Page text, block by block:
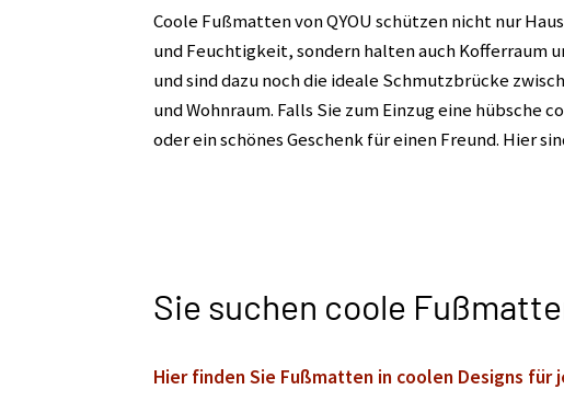
Coole Fußmatten von QYOU schützen nicht nur
und Feuchtigkeit, sondern halten auch Kofferraum
und sind dazu noch die ideale Schmutzbrücke
und Wohnraum. Falls Sie zum Einzug eine hübsche
oder ein schönes Geschenk für einen Freund. Hier
Sie suchen coole
Hier finden Sie Fußmatten in coolen Designs für